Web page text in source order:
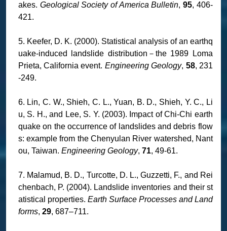
akes. Geological Society of America Bulletin,95, 406-
421.
5. Keefer, D. K. (2000). Statistical analysis of an earthq
uake-induced landslide distribution－the 1989 Loma
Prieta, California event. Engineering Geology, 58, 231
-249.
6. Lin, C. W., Shieh, C. L., Yuan, B. D., Shieh, Y. C., Li
u, S. H., and Lee, S. Y. (2003). Impact of Chi-Chi earth
quake on the occurrence of landslides and debris flow
s: example from the Chenyulan River watershed, Nant
ou, Taiwan. Engineering Geology, 71, 49-61.
7. Malamud, B. D., Turcotte, D. L., Guzzetti, F., and Rei
chenbach, P. (2004). Landslide inventories and their st
atistical properties. Earth Surface Processes and Land
forms, 29, 687–711.